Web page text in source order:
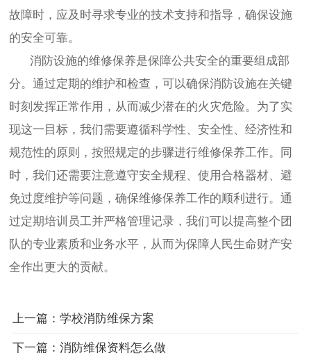
故障时，应及时寻求专业的技术支持和指导，确保设施
的安全可靠。
消防设施的维修保养是保障公共安全的重要组成部
分。通过定期的维护和检查，可以确保消防设施在关键
时刻发挥正常作用，从而减少潜在的火灾危险。为了实
现这一目标，我们需要遵循科学性、安全性、经济性和
规范性的原则，按照规定的步骤进行维修保养工作。同
时，我们还需要注意遵守安全规程、使用合格器材、避
免过度维护等问题，确保维修保养工作的顺利进行。通
过定期培训员工并严格管理记录，我们可以提高整个团
队的专业素质和业务水平，从而为保障人民生命财产安
全作出更大的贡献。
上一篇：学校消防维保方案
下一篇：消防维保资料怎么做